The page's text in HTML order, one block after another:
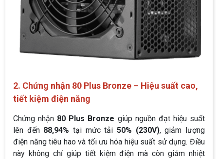
2. Chứng nhận 80 Plus Bronze – Hiệu suất cao,
tiết kiệm điện năng
Chứng nhận 80 Plus Bronze giúp nguồn đạt hiệu suất
lên đến 88,94% tại mức tải50% (230V), giảm lượng
điện năng tiêu hao và tối ưu hóa hiệu suất sử dụng. Điều
này không chỉ giúp tiết kiệm điện mà còn giảm nhiệt